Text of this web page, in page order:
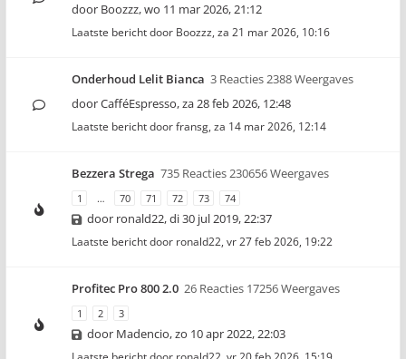
door Boozzz,wo 11 mar 2026, 21:12
Laatste bericht door Boozzz, za 21 mar 2026, 10:16
Onderhoud Lelit Bianca 3 Reacties 2388 Weergaves
doorCafféEspresso,za 28 feb 2026, 12:48
Laatste bericht doorfransg, za 14 mar 2026, 12:14
Bezzera Strega 735 Reacties 230656 Weergaves
1 … 70 71 72 73 74
door ronald22,di 30 jul 2019, 22:37
Laatste bericht door ronald22, vr 27 feb 2026, 19:22
Profitec Pro 800 2.0 26 Reacties 17256 Weergaves
1 2 3
door Madencio,zo 10 apr 2022, 22:03